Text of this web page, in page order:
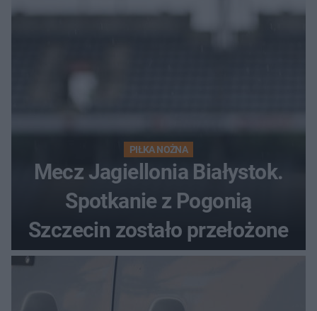
PIŁKA NOŻNA
Mecz Jagiellonia Białystok.
Spotkanie z Pogonią
Szczecin zostało przełożone